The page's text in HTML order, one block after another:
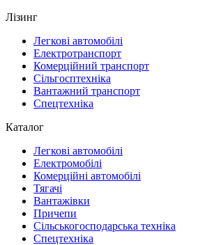
Лізинг
Легкові автомобілі
Електротранспорт
Комерційний транспорт
Сільгосптехніка
Вантажний транспорт
Спецтехніка
Каталог
Легкові автомобілі
Електромобілі
Комерційні автомобілі
Тягачі
Вантажівки
Причепи
Сільськогосподарська техніка
Спецтехніка